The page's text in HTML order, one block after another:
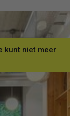
Vacature Via
kunt niet meer